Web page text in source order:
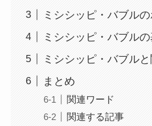
ミシシッピ・バブル
ミシシッピ・バブル
ミシシッピ・バブル
まとめ
関連ワード
関連する記事